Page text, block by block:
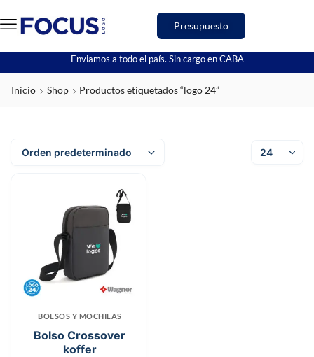
Presupuesto
Enviamos a todo el país. Sin cargo en CABA
Inicio Shop Productos etiquetados “logo 24”
BOLSOS Y MOCHILAS
Bolso Crossover
koffer